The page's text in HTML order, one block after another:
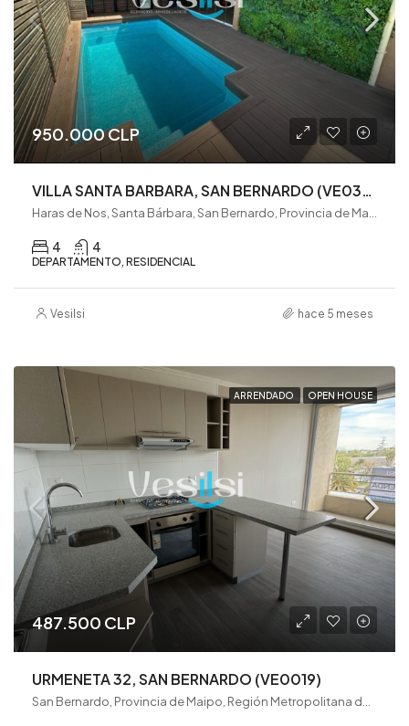
950.000 CLP
VILLA SANTA BARBARA, SAN BERNARDO (VE0305)
4 4
DEPARTAMENTO, RESIDENCIAL
Vesilsi hace 5 meses
ARRENDADO OPEN HOUSE
487.500 CLP
URMENETA 32, SAN BERNARDO (VE0019)